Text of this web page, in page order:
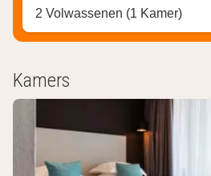
2 Volwassenen (1 Kamer)
Kamers